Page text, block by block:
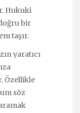
Hukuki
bir
taşır.
yaratıcı
Özellikle
söz